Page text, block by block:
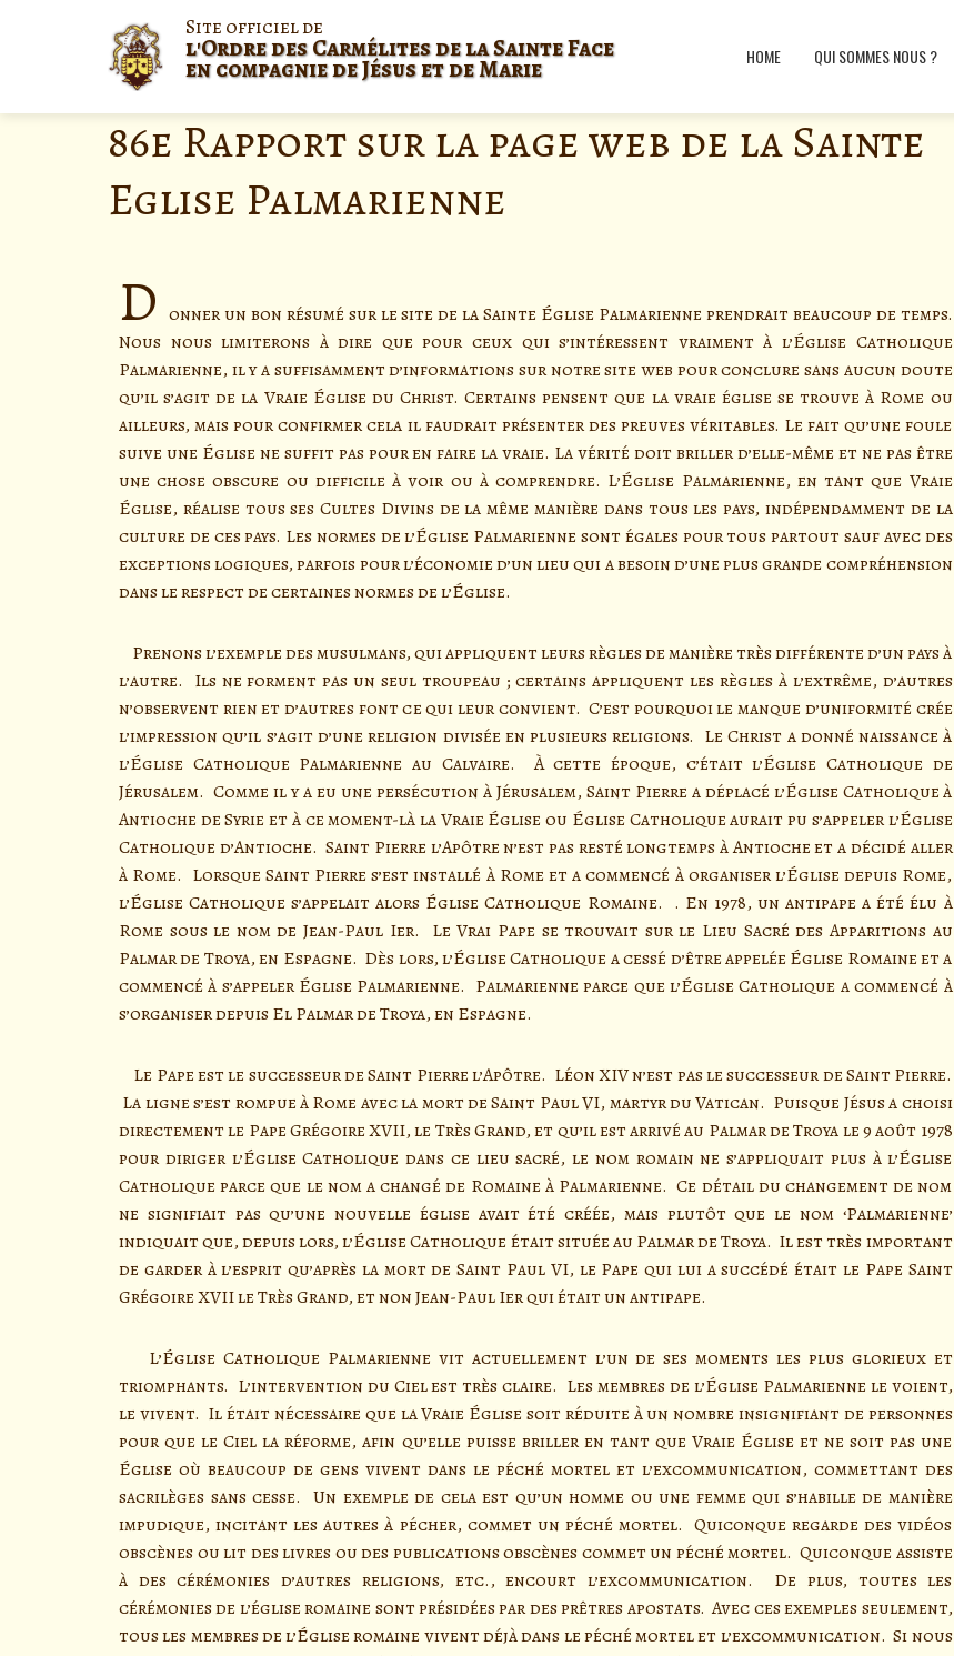
Site officiel de
l'Ordre des Carmélites de la Sainte Face
en compagnie de Jésus et de Marie HOME QUI SOMMES NOUS ?
86e Rapport sur la page web de la Sainte
Eglise Palmarienne
D onner un bon résumé sur le site de la Sainte Église Palmarienne prendrait beaucoup de temps.
Nous nous limiterons à dire que pour ceux qui s’intéressent vraiment à l’Église Catholique
Palmarienne, il y a suffisamment d’informations sur notre site web pour conclure sans aucun doute
qu’il s’agit de la Vraie Église du Christ. Certains pensent que la vraie église se trouve à Rome ou
ailleurs, mais pour confirmer cela il faudrait présenter des preuves véritables. Le fait qu’une foule
suive une Église ne suffit pas pour en faire la vraie. La vérité doit briller d’elle-même et ne pas être
une chose obscure ou difficile à voir ou à comprendre. L’Église Palmarienne, en tant que Vraie
Église, réalise tous ses Cultes Divins de la même manière dans tous les pays, indépendamment de la
culture de ces pays. Les normes de l’Église Palmarienne sont égales pour tous partout sauf avec des
exceptions logiques, parfois pour l’économie d’un lieu qui a besoin d’une plus grande compréhension
dans le respect de certaines normes de l’Église.
Prenons l’exemple des musulmans, qui appliquent leurs règles de manière très différente d’un pays à
l’autre. Ils ne forment pas un seul troupeau ; certains appliquent les règles à l’extrême, d’autres
n’observent rien et d’autres font ce qui leur convient. C’est pourquoi le manque d’uniformité crée
l’impression qu’il s’agit d’une religion divisée en plusieurs religions. Le Christ a donné naissance à
l’Église Catholique Palmarienne au Calvaire. À cette époque, c’était l’Église Catholique de
Jérusalem. Comme il y a eu une persécution à Jérusalem, Saint Pierre a déplacé l’Église Catholique à
Antioche de Syrie et à ce moment-là la Vraie Église ou Église Catholique aurait pu s’appeler l’Église
Catholique d’Antioche. Saint Pierre l’Apôtre n’est pas resté longtemps à Antioche et a décidé aller
à Rome. Lorsque Saint Pierre s’est installé à Rome et a commencé à organiser l’Église depuis Rome,
l’Église Catholique s’appelait alors Église Catholique Romaine. . En 1978, un antipape a été élu à
Rome sous le nom de Jean-Paul Ier. Le Vrai Pape se trouvait sur le Lieu Sacré des Apparitions au
Palmar de Troya, en Espagne. Dès lors, l’Église Catholique a cessé d’être appelée Église Romaine et a
commencé à s’appeler Église Palmarienne. Palmarienne parce que l’Église Catholique a commencé à
s’organiser depuis El Palmar de Troya, en Espagne.
Le Pape est le successeur de Saint Pierre l’Apôtre. Léon XIV n’est pas le successeur de Saint Pierre.
La ligne s’est rompue à Rome avec la mort de Saint Paul VI, martyr du Vatican. Puisque Jésus a choisi
directement le Pape Grégoire XVII, le Très Grand, et qu’il est arrivé au Palmar de Troya le 9 août 1978
pour diriger l’Église Catholique dans ce lieu sacré, le nom romain ne s’appliquait plus à l’Église
Catholique parce que le nom a changé de Romaine à Palmarienne. Ce détail du changement de nom
ne signifiait pas qu’une nouvelle église avait été créée, mais plutôt que le nom ‘Palmarienne’
indiquait que, depuis lors, l’Église Catholique était située au Palmar de Troya. Il est très important
de garder à l’esprit qu’après la mort de Saint Paul VI, le Pape qui lui a succédé était le Pape Saint
Grégoire XVII le Très Grand, et non Jean-Paul Ier qui était un antipape.
L’Église Catholique Palmarienne vit actuellement l’un de ses moments les plus glorieux et
triomphants. L’intervention du Ciel est très claire. Les membres de l’Église Palmarienne le voient,
le vivent. Il était nécessaire que la Vraie Église soit réduite à un nombre insignifiant de personnes
pour que le Ciel la réforme, afin qu’elle puisse briller en tant que Vraie Église et ne soit pas une
Église où beaucoup de gens vivent dans le péché mortel et l’excommunication, commettant des
sacrilèges sans cesse. Un exemple de cela est qu’un homme ou une femme qui s’habille de manière
impudique, incitant les autres à pécher, commet un péché mortel. Quiconque regarde des vidéos
obscènes ou lit des livres ou des publications obscènes commet un péché mortel. Quiconque assiste
à des cérémonies d’autres religions, etc., encourt l’excommunication. De plus, toutes les
cérémonies de l’église romaine sont présidées par des prêtres apostats. Avec ces exemples seulement,
tous les membres de l’Église romaine vivent déjà dans le péché mortel et l’excommunication. Si nous